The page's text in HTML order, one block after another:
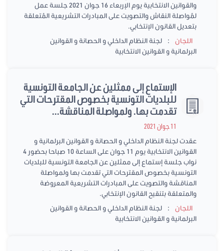
والقوانين الانتخابية يوم الإربعاء 16 جوان 2021 جلسة عمل
لمُواصلة النقاش والتصويت على المبادرات التشريعية المُتعلقة
بتعديل القانون الإنتخابي.
اللجان :
لجنة النظام الداخلي و الحصانة و القوانين
البرلمانية و القوانين الانتخابية
الإستماع إلى ممثلين عن الجامعة التونسية
للبلديات التونسية بخصوص المقترحات التي
تقدمت بها. ولمواصلة المناقشة...
عقدت لجنة النظام الداخلي و الحصانة و القوانين البرلمانية و
القوانين الانتخابية يوم 11 جوان على الساعة 10 صباحا بحضور 4
نواب جلسة إستماع إلى ممثلين عن الجامعة التونسية للبلديات
التونسية بخصوص المقترحات التي تقدمت بها ولمواصلة
المناقشة والتصويت على المبادرات التشريعية المعروضة
والمتعلقة بتنقيح القانون الإنتخابي.
اللجان :
لجنة النظام الداخلي و الحصانة و القوانين
البرلمانية و القوانين الانتخابية